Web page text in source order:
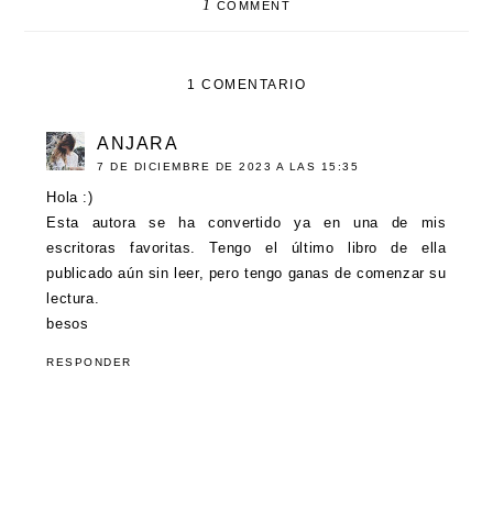
1 COMMENT
1 COMENTARIO
ANJARA
7 DE DICIEMBRE DE 2023 A LAS 15:35
Hola :)
Esta autora se ha convertido ya en una de mis
escritoras favoritas. Tengo el último libro de ella
publicado aún sin leer, pero tengo ganas de comenzar su
lectura.
besos
RESPONDER